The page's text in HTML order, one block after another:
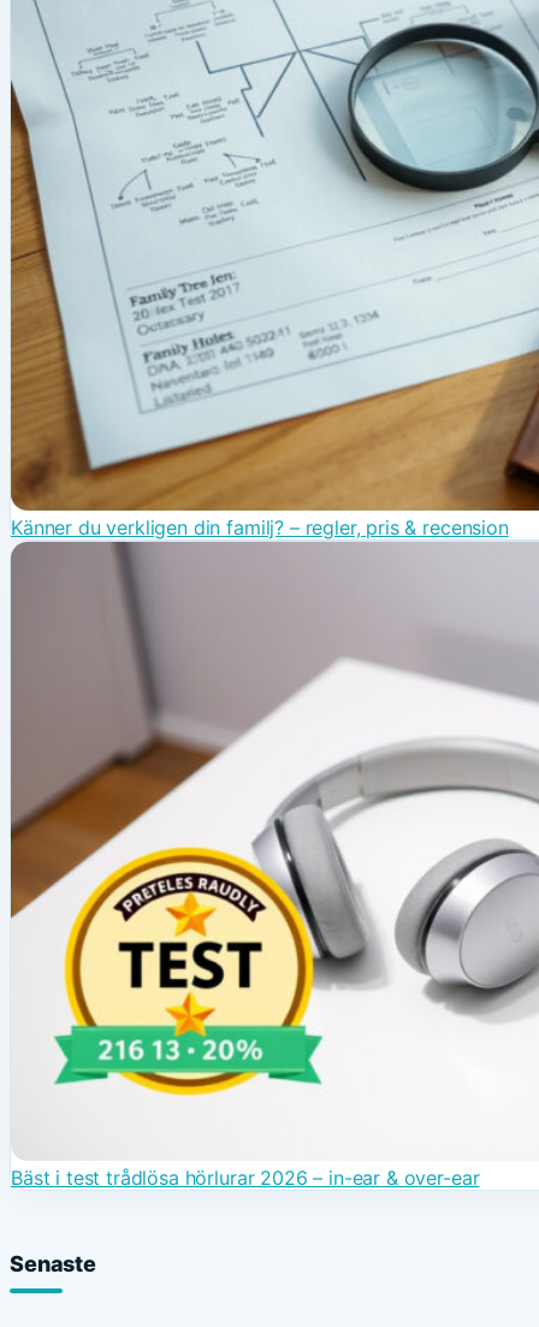
Känner du verkligen din familj? – regler, pris & recension
Bäst i test trådlösa hörlurar 2026 – in-ear & over-ear
Senaste